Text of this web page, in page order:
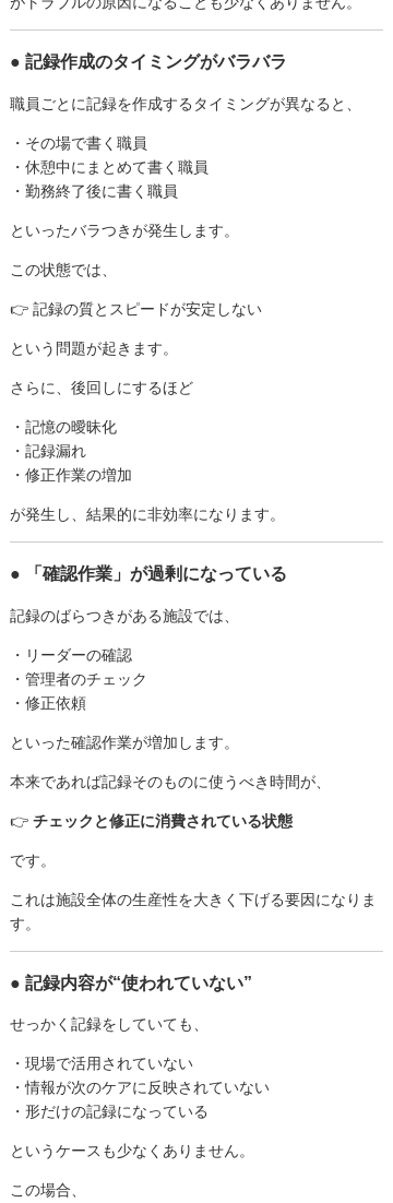
● 記録作成のタイミングがバラバラ
職員ごとに記録を作成するタイミングが異なると、
・その場で書く職員
・休憩中にまとめて書く職員
・勤務終了後に書く職員
といったバラつきが発生します。
この状態では、
👉 記録の質とスピードが安定しない
という問題が起きます。
さらに、後回しにするほど
・記憶の曖昧化
・記録漏れ
・修正作業の増加
が発生し、結果的に非効率になります。
● 「確認作業」が過剰になっている
記録のばらつきがある施設では、
・リーダーの確認
・管理者のチェック
・修正依頼
といった確認作業が増加します。
本来であれば記録そのものに使うべき時間が、
👉 チェックと修正に消費されている状態
です。
これは施設全体の生産性を大きく下げる要因になりま
す。
● 記録内容が“使われていない”
せっかく記録をしていても、
・現場で活用されていない
・情報が次のケアに反映されていない
・形だけの記録になっている
というケースも少なくありません。
この場合、